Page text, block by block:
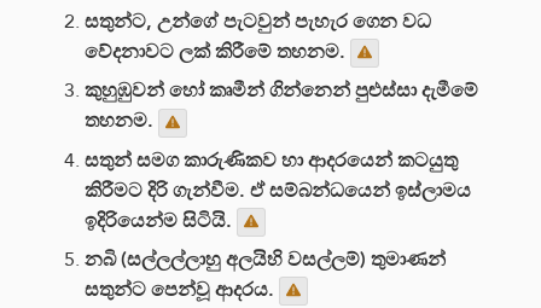
සතුන්ට, උන්ගේ පැටවුන් පැහැර ගෙන වධ
වේදනාවට ලක් කිරීමේ තහනම.
කුහුඹුවන් හෝ කෘමීන් ගින්නෙන් පුළුස්සා දැමීමේ
තහනම.
සතුන් සමග කාරුණිකව හා ආදරයෙන් කටයුතු
කිරීමට දිරි ගැන්වීම. ඒ සම්බන්ධයෙන් ඉස්ලාමය
ඉදිරියෙන්ම සිටියි.
නබි (සල්ලල්ලාහු අලයිහි වසල්ලම්) තුමාණන්
සතුන්ට පෙන්වූ ආදරය.